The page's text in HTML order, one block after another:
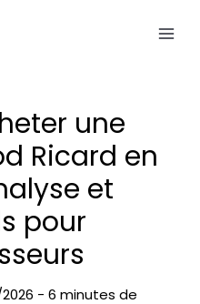
une
Ricard en
et
pour
- 6 minutes de